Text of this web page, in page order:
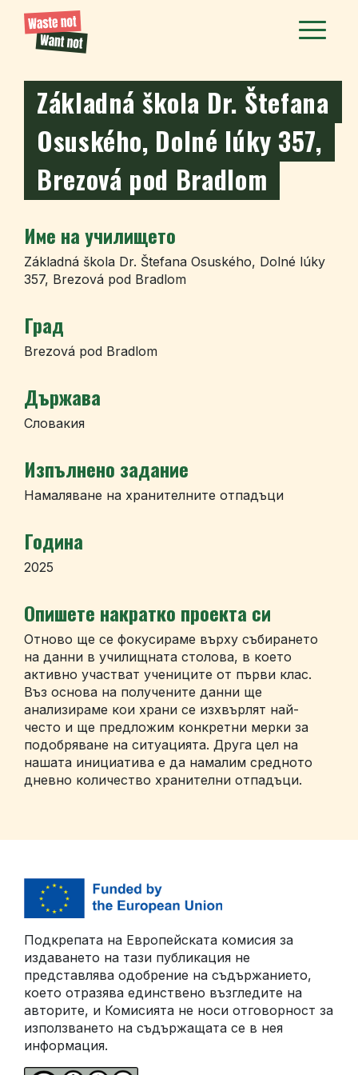
Základná škola Dr. Štefana
Osuského, Dolné lúky 357,
Brezová pod Bradlom
Име на училището
Základná škola Dr. Štefana Osuského, Dolné lúky
357, Brezová pod Bradlom
Град
Brezová pod Bradlom
Държава
Словакия
Изпълнено задание
Намаляване на хранителните отпадъци
Година
2025
Опишете накратко проекта си
Отново ще се фокусираме върху събирането
на данни в училищната столова, в което
активно участват учениците от първи клас.
Въз основа на получените данни ще
анализираме кои храни се изхвърлят най-
често и ще предложим конкретни мерки за
подобряване на ситуацията. Друга цел на
нашата инициатива е да намалим средното
дневно количество хранителни отпадъци.
Подкрепата на Европейската комисия за
издаването на тази публикация не
представлява одобрение на съдържанието,
което отразява единствено възгледите на
авторите, и Комисията не носи отговорност за
използването на съдържащата се в нея
информация.